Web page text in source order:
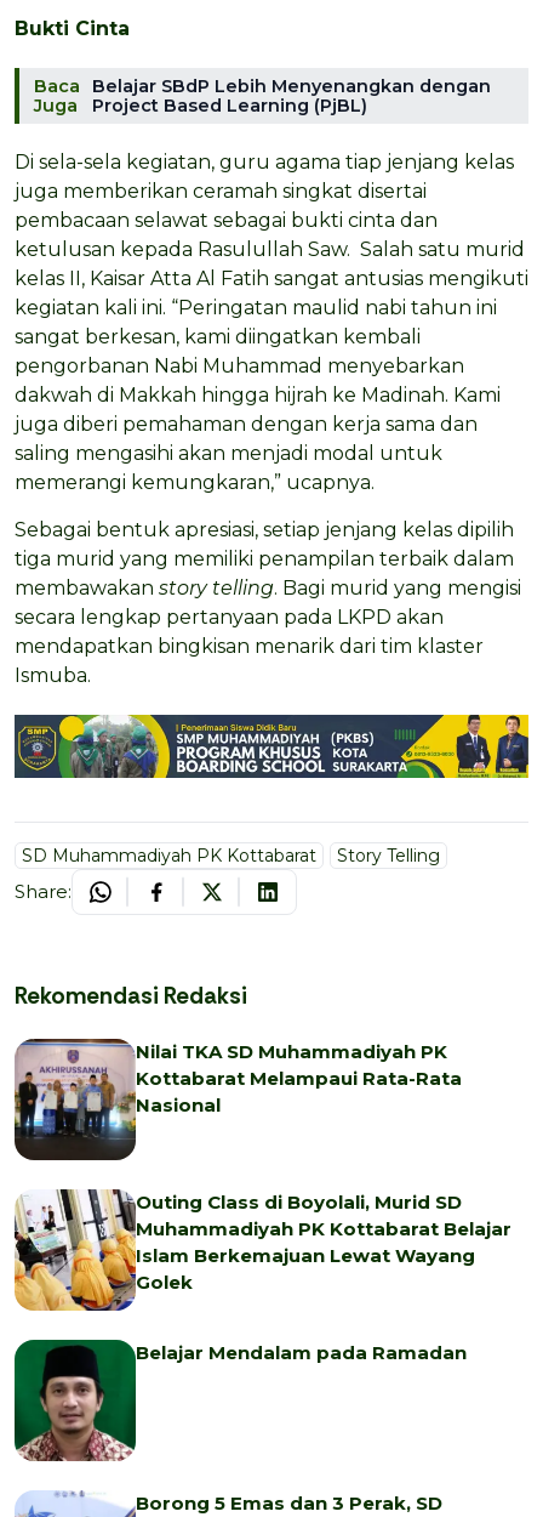
Bukti Cinta
Baca
Juga
Belajar SBdP Lebih Menyenangkan dengan
Project Based Learning (PjBL)
Di sela-sela kegiatan, guru agama tiap jenjang kelas
juga memberikan ceramah singkat disertai
pembacaan selawat sebagai bukti cinta dan
ketulusan kepada Rasulullah Saw. Salah satu murid
kelas II, Kaisar Atta Al Fatih sangat antusias mengikuti
kegiatan kali ini. “Peringatan maulid nabi tahun ini
sangat berkesan, kami diingatkan kembali
pengorbanan Nabi Muhammad menyebarkan
dakwah di Makkah hingga hijrah ke Madinah. Kami
juga diberi pemahaman dengan kerja sama dan
saling mengasihi akan menjadi modal untuk
memerangi kemungkaran,” ucapnya.
Sebagai bentuk apresiasi, setiap jenjang kelas dipilih
tiga murid yang memiliki penampilan terbaik dalam
membawakan story telling. Bagi murid yang mengisi
secara lengkap pertanyaan pada LKPD akan
mendapatkan bingkisan menarik dari tim klaster
Ismuba.
SD Muhammadiyah PK Kottabarat Story Telling
Share:
Rekomendasi Redaksi
Nilai TKA SD Muhammadiyah PK
Kottabarat Melampaui Rata-Rata
Nasional
Outing Class di Boyolali, Murid SD
Muhammadiyah PK Kottabarat Belajar
Islam Berkemajuan Lewat Wayang
Golek
Belajar Mendalam pada Ramadan
Borong 5 Emas dan 3 Perak, SD